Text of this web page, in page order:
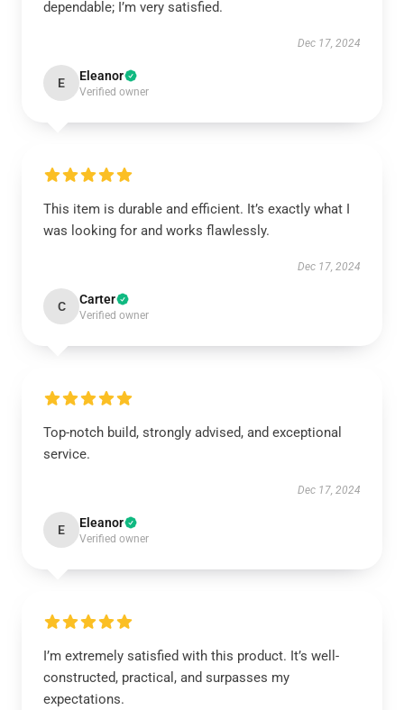
dependable; I’m very satisfied.
Dec 17, 2024
E Eleanor
Verified owner
This item is durable and efficient. It’s exactly what I
was looking for and works flawlessly.
Dec 17, 2024
C Carter
Verified owner
Top-notch build, strongly advised, and exceptional
service.
Dec 17, 2024
E Eleanor
Verified owner
I’m extremely satisfied with this product. It’s well-
constructed, practical, and surpasses my
expectations.